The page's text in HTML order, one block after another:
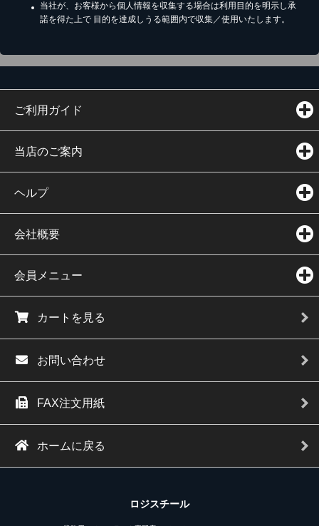
当社が、お客様から個人情報を収集する場合は利用目的を明示し承
諾を得た上で 目的を達成しうる範囲内で収集／使用いたします。
ご利用ガイド
当店のご案内
ヘルプ
会社概要
会員メニュー
カートを見る
お問い合わせ
FAX注文用紙
ホームに戻る
ロジスチール